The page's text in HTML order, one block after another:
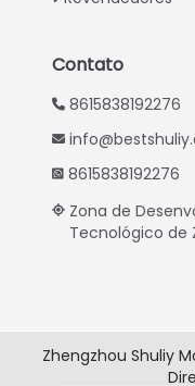
Contato
8615838192276
8615838192276
Zona de
Tecnológico de
Zhengzhou Shuliy
Russian
Chinese
Japanese